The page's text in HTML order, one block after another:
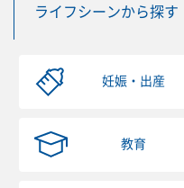
ライフシーンから探す
妊娠・出産
教育